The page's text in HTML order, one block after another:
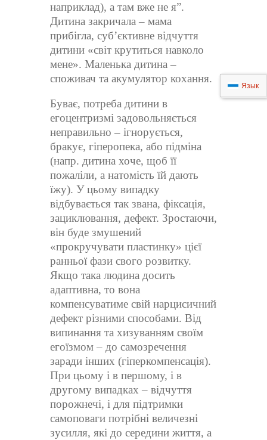
наприклад), а там вже не я”.
Дитина закричала – мама
прибігла, суб’єктивне відчуття
дитини «світ крутиться навколо
мене». Маленька дитина –
споживач та акумулятор кохання.
Буває, потреба дитини в
егоцентризмі задовольняється
неправильно – ігнорується,
бракує, гіперопека, або підміна
(напр. дитина хоче, щоб її
пожаліли, а натомість їй дають
їжу). У цьому випадку
відбувається так звана, фіксація,
зациклювання, дефект. Зростаючи,
він буде змушений
«прокручувати пластинку» цієї
ранньої фази свого розвитку.
Якщо така людина досить
адаптивна, то вона
компенсуватиме свій нарцисичний
дефект різними способами. Від
випинання та хизуванням своїм
егоїзмом – до самозречення
заради інших (гіперкомпенсація).
При цьому і в першому, і в
другому випадках – відчуття
порожнечі, і для підтримки
самоповаги потрібні величезні
зусилля, які до середини життя, а
Язык